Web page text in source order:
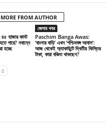
MORE FROM AUTHOR
হাজার কাস্ট
পারে? নবান্নে
হচ্ছে
জেলার খবর
Paschim Banga Awas:
‘বাংলার বাড়ি’ এখন ‘পশ্চিমবঙ্গ আবাস’:
আজ থেকেই অ্যাকাউন্টে দ্বিতীয় কিস্তির
টাকা, কারা বঞ্চিত থাকছেন?